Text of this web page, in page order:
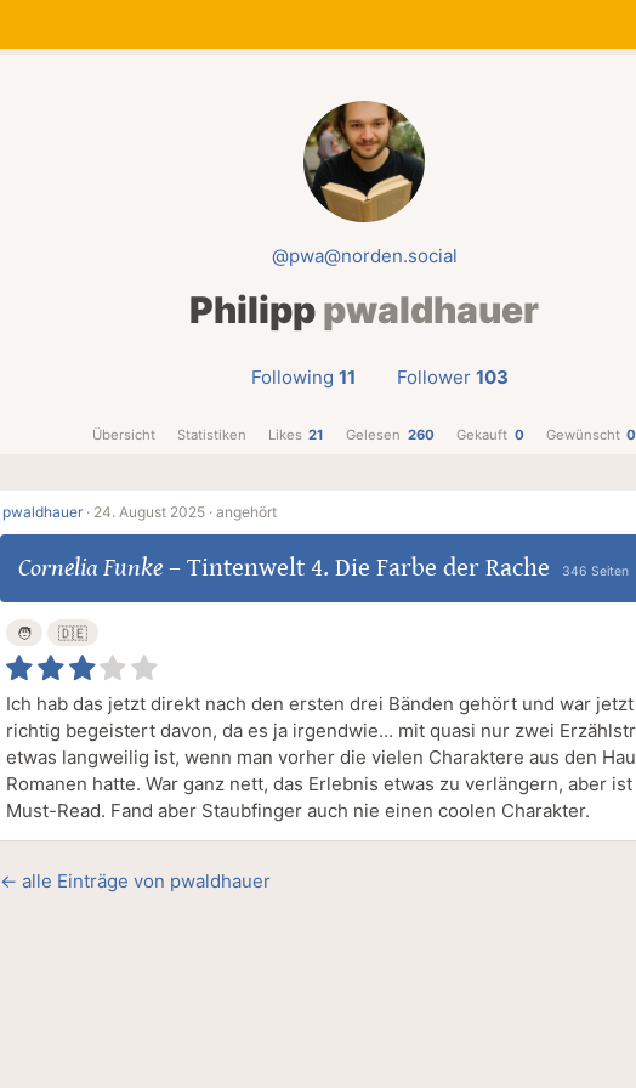
@pwa@norden.social
Philipppwaldhauer
Following 11 Follower 103
Übersicht Statistiken Likes 21 Gelesen 260 Gekauft 0 Gewünscht 0
pwaldhauer · 24. August 2025 · angehört
Cornelia Funke– Tintenwelt 4. Die Farbe der Rache 346 Seiten
🧑 🇩🇪
Ich hab das jetzt direkt nach den ersten drei Bänden gehört und war
richtig begeistert davon, da es ja irgendwie… mit quasi nur zwei
etwas langweilig ist, wenn man vorher die vielen Charaktere aus den
Romanen hatte. War ganz nett, das Erlebnis etwas zu verlängern, aber
Must-Read. Fand aber Staubfinger auch nie einen coolen Charakter.
← alle Einträge von pwaldhauer